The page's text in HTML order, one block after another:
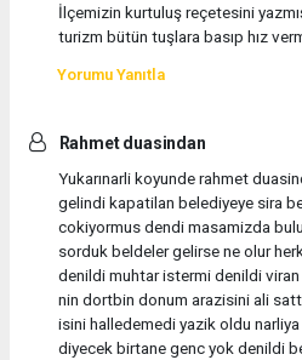
İlçemizin kurtuluş reçetesini
turizm bütün tuşlara basıp hız
Yorumu Yanıtla
Rahmet duasindan
Yukarınarli koyunde rahmet
gelindi kapatilan belediyeye sira
cokiyormus dendi masamizda
sorduk beldeler gelirse ne olur
denildi muhtar istermi denildi
nin dortbin donum arazisini ali
isini halledemedi yazik oldu
diyecek birtane genc yok denildi